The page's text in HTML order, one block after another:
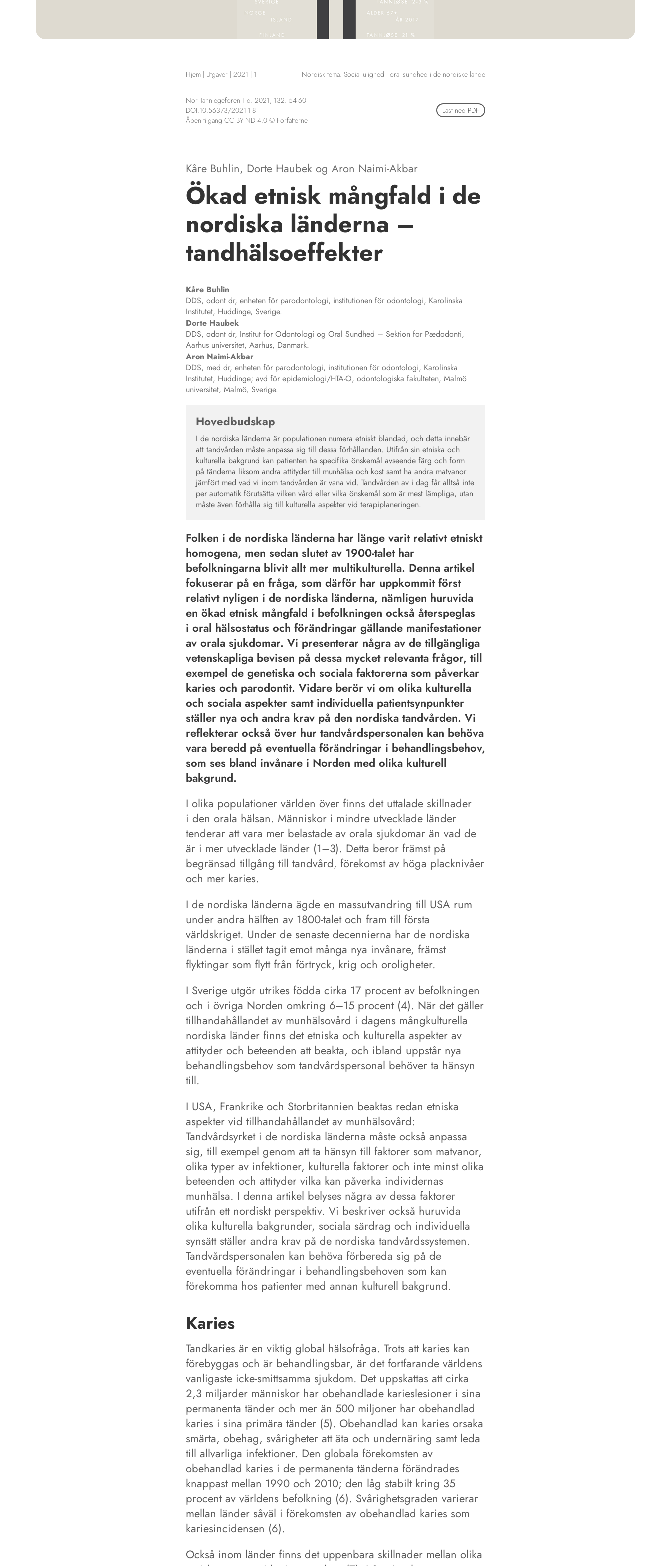
Hjem | Utgaver | 2021 | 1 Nordisk tema: Social ulighed i oral sundhed i de nordiske lande
Nor Tannlegeforen Tid. 2021; 132: 54-60
DOI:10.56373/2021-1-8
Åpen tilgang CC BY-ND 4.0 © Forfatterne
Last ned PDF
Kåre Buhlin, Dorte Haubek og Aron Naimi-Akbar
Ökad etnisk mångfald i de
nordiska länderna –
tandhälsoeffekter
Kåre Buhlin
DDS, odont dr, enheten för parodontologi, institutionen för odontologi, Karolinska
Institutet, Huddinge, Sverige.
Dorte Haubek
DDS, odont dr, Institut for Odontologi og Oral Sundhed – Sektion for Pædodonti,
Aarhus universitet, Aarhus, Danmark.
Aron Naimi-Akbar
DDS, med dr, enheten för parodontologi, institutionen för odontologi, Karolinska
Institutet, Huddinge; avd för epidemiologi/HTA-O, odontologiska fakulteten, Malmö
universitet, Malmö, Sverige.
Hovedbudskap
I de nordiska länderna är populationen numera etniskt blandad, och detta innebär
att tandvården måste anpassa sig till dessa förhållanden. Utifrån sin etniska och
kulturella bakgrund kan patienten ha specifika önskemål avseende färg och form
på tänderna liksom andra attityder till munhälsa och kost samt ha andra matvanor
jämfört med vad vi inom tandvården är vana vid. Tandvården av i dag får alltså inte
per automatik förutsätta vilken vård eller vilka önskemål som är mest lämpliga, utan
måste även förhålla sig till kulturella aspekter vid terapiplaneringen.
Folken i de nordiska länderna har länge varit relativt etniskt
homogena, men sedan slutet av 1900-talet har
befolkningarna blivit allt mer multikulturella. Denna artikel
fokuserar på en fråga, som därför har uppkommit först
relativt nyligen i de nordiska länderna, nämligen huruvida
en ökad etnisk mångfald i befolkningen också återspeglas
i oral hälsostatus och förändringar gällande manifestationer
av orala sjukdomar. Vi presenterar några av de tillgängliga
vetenskapliga bevisen på dessa mycket relevanta frågor, till
exempel de genetiska och sociala faktorerna som påverkar
karies och parodontit. Vidare berör vi om olika kulturella
och sociala aspekter samt individuella patientsynpunkter
ställer nya och andra krav på den nordiska tandvården. Vi
reflekterar också över hur tandvårdspersonalen kan behöva
vara beredd på eventuella förändringar i behandlingsbehov,
som ses bland invånare i Norden med olika kulturell
bakgrund.
I olika populationer världen över finns det uttalade skillnader
i den orala hälsan. Människor i mindre utvecklade länder
tenderar att vara mer belastade av orala sjukdomar än vad de
är i mer utvecklade länder (1–3). Detta beror främst på
begränsad tillgång till tandvård, förekomst av höga placknivåer
och mer karies.
I de nordiska länderna ägde en massutvandring till USA rum
under andra hälften av 1800-talet och fram till första
världskriget. Under de senaste decennierna har de nordiska
länderna i stället tagit emot många nya invånare, främst
flyktingar som flytt från förtryck, krig och oroligheter.
I Sverige utgör utrikes födda cirka 17 procent av befolkningen
och i övriga Norden omkring 6–15 procent (4). När det gäller
tillhandahållandet av munhälsovård i dagens mångkulturella
nordiska länder finns det etniska och kulturella aspekter av
attityder och beteenden att beakta, och ibland uppstår nya
behandlingsbehov som tandvårdspersonal behöver ta hänsyn
till.
I USA, Frankrike och Storbritannien beaktas redan etniska
aspekter vid tillhandahållandet av munhälsovård:
Tandvårdsyrket i de nordiska länderna måste också anpassa
sig, till exempel genom att ta hänsyn till faktorer som matvanor,
olika typer av infektioner, kulturella faktorer och inte minst olika
beteenden och attityder vilka kan påverka individernas
munhälsa. I denna artikel belyses några av dessa faktorer
utifrån ett nordiskt perspektiv. Vi beskriver också huruvida
olika kulturella bakgrunder, sociala särdrag och individuella
synsätt ställer andra krav på de nordiska tandvårdssystemen.
Tandvårdspersonalen kan behöva förbereda sig på de
eventuella förändringar i behandlingsbehoven som kan
förekomma hos patienter med annan kulturell bakgrund.
Karies
Tandkaries är en viktig global hälsofråga. Trots att karies kan
förebyggas och är behandlingsbar, är det fortfarande världens
vanligaste icke-smittsamma sjukdom. Det uppskattas att cirka
2,3 miljarder människor har obehandlade karieslesioner i sina
permanenta tänder och mer än 500 miljoner har obehandlad
karies i sina primära tänder (5). Obehandlad kan karies orsaka
smärta, obehag, svårigheter att äta och undernäring samt leda
till allvarliga infektioner. Den globala förekomsten av
obehandlad karies i de permanenta tänderna förändrades
knappast mellan 1990 och 2010; den låg stabilt kring 35
procent av världens befolkning (6). Svårighetsgraden varierar
mellan länder såväl i förekomsten av obehandlad karies som
kariesincidensen (6).
Också inom länder finns det uppenbara skillnader mellan olika